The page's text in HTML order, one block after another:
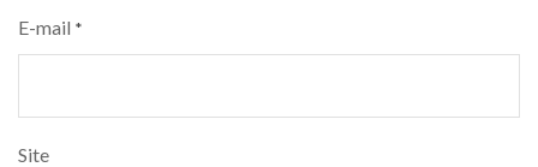
E-mail *
Site